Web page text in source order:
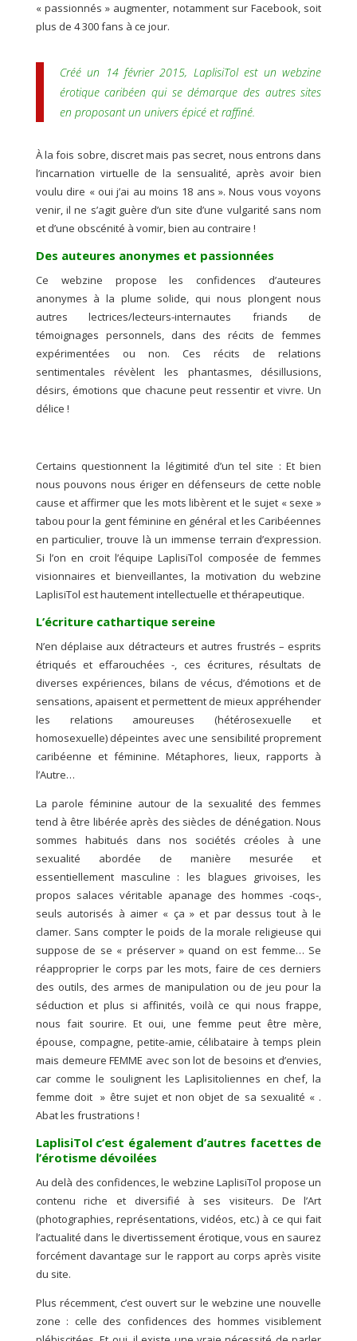
« passionnés » augmenter, notamment sur Facebook, soit
plus de 4 300 fans à ce jour.
Créé un 14 février 2015, LaplisiTol est un webzine
érotique caribéen qui se démarque des autres sites
en proposant un univers épicé et raffiné.
À la fois sobre, discret mais pas secret, nous entrons dans
l’incarnation virtuelle de la sensualité, après avoir bien
voulu dire « oui j’ai au moins 18 ans ». Nous vous voyons
venir, il ne s’agit guère d’un site d’une vulgarité sans nom
et d’une obscénité à vomir, bien au contraire !
Des auteures anonymes et passionnées
Ce webzine propose les confidences d’auteures
anonymes à la plume solide, qui nous plongent nous
autres lectrices/lecteurs-internautes friands de
témoignages personnels, dans des récits de femmes
expérimentées ou non. Ces récits de relations
sentimentales révèlent les phantasmes, désillusions,
désirs, émotions que chacune peut ressentir et vivre. Un
délice !
Certains questionnent la légitimité d’un tel site : Et bien
nous pouvons nous ériger en défenseurs de cette noble
cause et affirmer que les mots libèrent et le sujet « sexe »
tabou pour la gent féminine en général et les Caribéennes
en particulier, trouve là un immense terrain d’expression.
Si l’on en croit l’équipe LaplisiTol composée de femmes
visionnaires et bienveillantes, la motivation du webzine
LaplisiTol est hautement intellectuelle et thérapeutique.
L’écriture cathartique sereine
N’en déplaise aux détracteurs et autres frustrés – esprits
étriqués et effarouchées -, ces écritures, résultats de
diverses expériences, bilans de vécus, d’émotions et de
sensations, apaisent et permettent de mieux appréhender
les relations amoureuses (hétérosexuelle et
homosexuelle) dépeintes avec une sensibilité proprement
caribéenne et féminine. Métaphores, lieux, rapports à
l’Autre…
La parole féminine autour de la sexualité des femmes
tend à être libérée après des siècles de dénégation. Nous
sommes habitués dans nos sociétés créoles à une
sexualité abordée de manière mesurée et
essentiellement masculine : les blagues grivoises, les
propos salaces véritable apanage des hommes -coqs-,
seuls autorisés à aimer « ça » et par dessus tout à le
clamer. Sans compter le poids de la morale religieuse qui
suppose de se « préserver » quand on est femme… Se
réapproprier le corps par les mots, faire de ces derniers
des outils, des armes de manipulation ou de jeu pour la
séduction et plus si affinités, voilà ce qui nous frappe,
nous fait sourire. Et oui, une femme peut être mère,
épouse, compagne, petite-amie, célibataire à temps plein
mais demeure FEMME avec son lot de besoins et d’envies,
car comme le soulignent les Laplisitoliennes en chef, la
femme doit » être sujet et non objet de sa sexualité « .
Abat les frustrations !
LaplisiTol c’est également d’autres facettes de
l’érotisme dévoilées
Au delà des confidences, le webzine LaplisiTol propose un
contenu riche et diversifié à ses visiteurs. De l’Art
(photographies, représentations, vidéos, etc.) à ce qui fait
l’actualité dans le divertissement érotique, vous en saurez
forcément davantage sur le rapport au corps après visite
du site.
Plus récemment, c’est ouvert sur le webzine une nouvelle
zone : celle des confidences des hommes visiblement